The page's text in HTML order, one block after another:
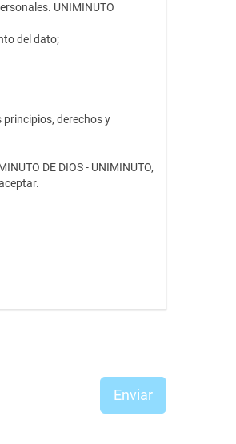
UNIMINUTO
del dato;
derechos y
DE DIOS - UNIMINUTO,
Enviar